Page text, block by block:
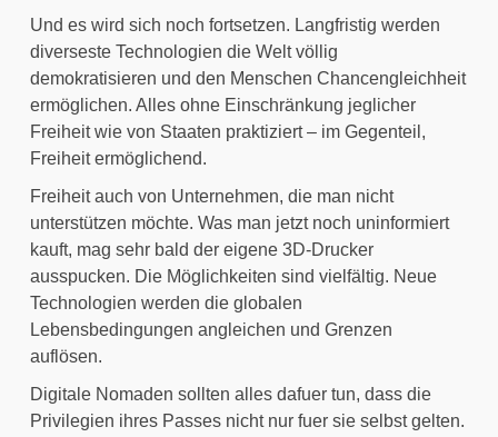
Und es wird sich noch fortsetzen. Langfristig werden
diverseste Technologien die Welt völlig
demokratisieren und den Menschen Chancengleichheit
ermöglichen. Alles ohne Einschränkung jeglicher
Freiheit wie von Staaten praktiziert – im Gegenteil,
Freiheit ermöglichend.
Freiheit auch von Unternehmen, die man nicht
unterstützen möchte. Was man jetzt noch uninformiert
kauft, mag sehr bald der eigene 3D-Drucker
ausspucken. Die Möglichkeiten sind vielfältig. Neue
Technologien werden die globalen
Lebensbedingungen angleichen und Grenzen
auflösen.
Digitale Nomaden sollten alles dafuer tun, dass die
Privilegien ihres Passes nicht nur fuer sie selbst gelten.